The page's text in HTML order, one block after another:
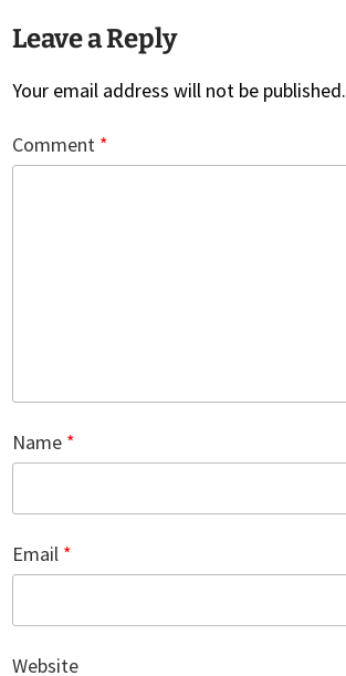
Leave a Reply
Your email address will not be published.
Comment *
Name *
Email *
Website